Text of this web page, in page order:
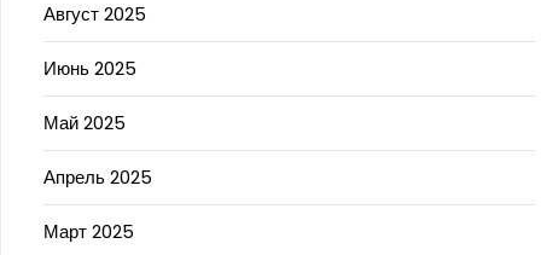
Август 2025
Июнь 2025
Май 2025
Апрель 2025
Март 2025